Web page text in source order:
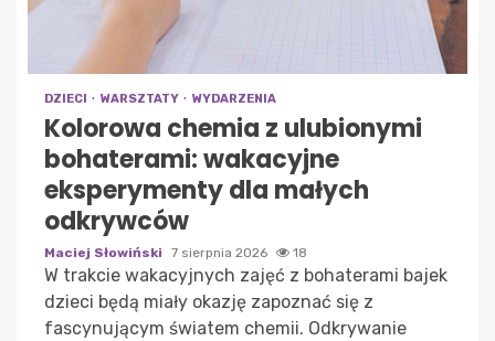
DZIECI WARSZTATY WYDARZENIA
Kolorowa chemia z ulubionymi
bohaterami: wakacyjne
eksperymenty dla małych
odkrywców
Maciej Słowiński 7 sierpnia 2026 18
W trakcie wakacyjnych zajęć z bohaterami bajek
dzieci będą miały okazję zapoznać się z
fascynującym światem chemii. Odkrywanie